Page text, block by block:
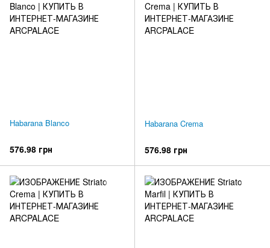
Habarana Blanco
576.98 грн
Habarana Crema
576.98 грн